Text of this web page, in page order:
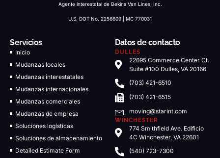
Agente interestatal de Bekins Van Lines, Inc.
U.S. DOT No. 2256609 | MC 770031
Servicios
Inicio
Mudanzas locales
Mudanzas interestatales
Mudanzas internacionales
Mudanzas comerciales
Mudanzas de empresa
Soluciones logísticas
Soluciones de almacenamiento
Detailed Estimate Form
Datos de contacto
DULLES
22695 Commerce Center Ct.
Suite #100 Dulles, VA 20166
(703) 421-6510
(703) 421-6515
moving@starint.com
WINCHESTER
774 Smithfield Ave. Edificio
4C Winchester, VA 22601
(540) 723-7300